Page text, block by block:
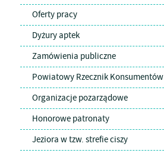
Oferty pracy
Dyżury aptek
Zamówienia publiczne
Powiatowy Rzecznik Konsumentów
Organizacje pozarządowe
Honorowe patronaty
Jeziora w tzw. strefie ciszy